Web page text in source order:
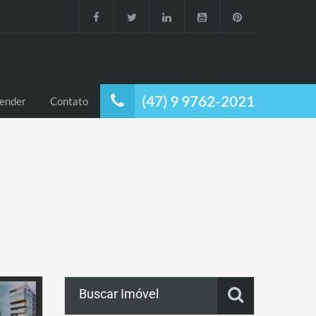
(47) 9 9762-2021
Contato
Buscar Imóvel